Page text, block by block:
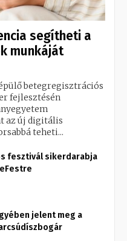
segítheti a
munkáját
betegregisztrációs
fejlesztésén
az új digitális
teheti...
fesztivál sikerdarabja
jelent meg a